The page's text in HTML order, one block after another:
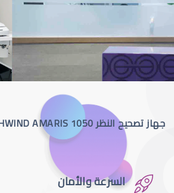
جهاز تصحيح النظر SCHWIND AMARIS 1050
السرعة والأمان